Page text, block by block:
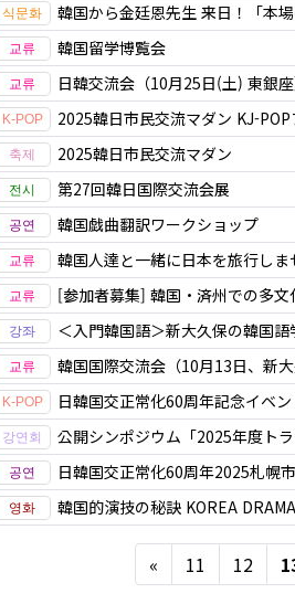
韓国から金廷恩先生 来日！「本場
韓国留学博覧会
日韓交流会（10月25日(土) 東銀座
2025韓日市民交流マダン KJ-
2025韓日市民交流マダン
第27回韓日国際交流会展
韓国戯曲翻訳ワークショップ
韓国人達と一緒に日本を旅行しま
[参加者募集] 韓国・済州での多文
＜入門韓国語＞新大久保の韓国
韓国国際交流会（10月13日、新大
日韓国交正常化60周年記念イベ
公開シンポジウム「2025年度ト
日韓国交正常化60周年2025札幌
韓国的演技の秘訣 KOREA
« Previous
11 12